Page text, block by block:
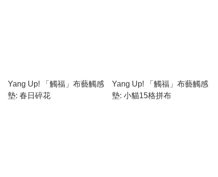
Yang Up! 「觸福」布藝觸感
墊: 春日碎花
Yang Up! 「觸福」布藝觸感
墊: 小貓15格拼布